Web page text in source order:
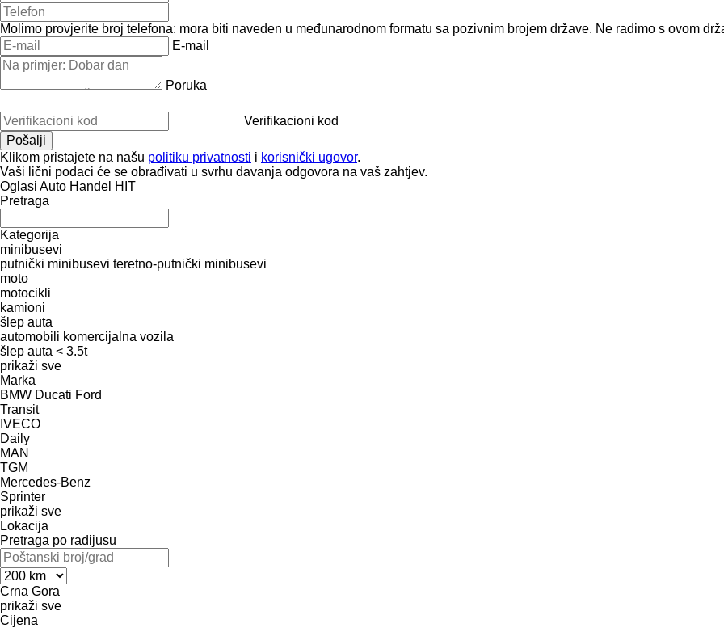
Molimo provjerite broj telefona: mora biti naveden u međunarodnom formatu sa pozivnim brojem države. Ne radimo s ovom
E-mail
Poruka
Verifikacioni kod
Klikom pristajete na našu politiku privatnosti i korisnički ugovor.
Vaši lični podaci će se obrađivati ​​u svrhu davanja odgovora na vaš zahtjev.
Oglasi Auto Handel HIT
Pretraga
Kategorija
minibusevi
putnički minibusevi teretno-putnički minibusevi
moto
motocikli
kamioni
šlep auta
automobili komercijalna vozila
šlep auta < 3.5t
prikaži sve
Marka
BMW Ducati Ford
Transit
IVECO
Daily
MAN
TGM
Mercedes-Benz
Sprinter
prikaži sve
Lokacija
Pretraga po radijusu
Crna Gora
prikaži sve
Cijena